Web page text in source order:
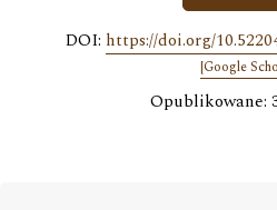
DOI: https://doi.org/
[Google
Opublikowane: